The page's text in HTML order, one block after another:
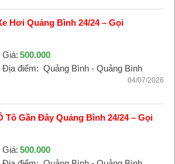
Hơi Quảng Bình 24/24 – Gọi
Giá: 500.000
Địa điểm: Quảng Bình - Quảng Bình
04/07/2026
Tô Gần Đây Quảng Bình 24/24 – Gọi
Giá: 500.000